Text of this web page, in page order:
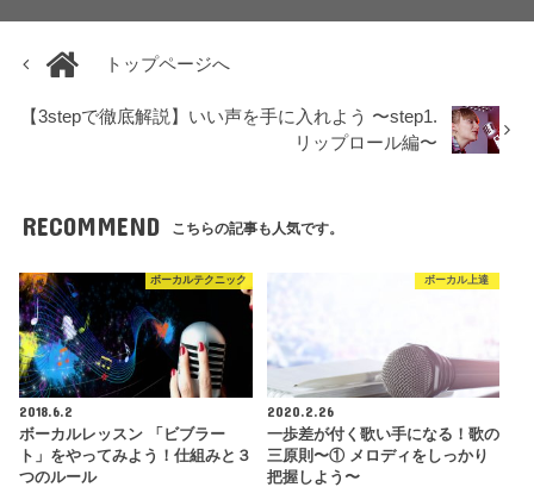
トップページへ
【3stepで徹底解説】いい声を手に入れよう 〜step1.
リップロール編〜
RECOMMEND こちらの記事も人気です。
ボーカルテクニック
2018.6.2
ボーカルレッスン 「ビブラー
ト」をやってみよう！仕組みと３
つのルール
ボーカル上達
2020.2.26
一歩差が付く歌い手になる！歌の
三原則〜① メロディをしっかり
把握しよう〜